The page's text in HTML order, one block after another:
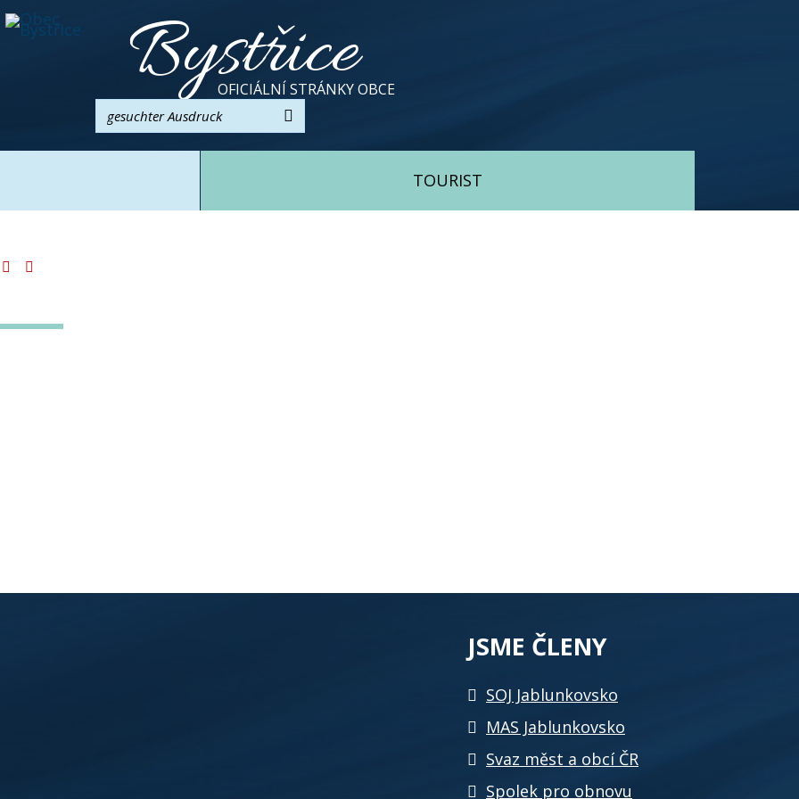
Bystřice
OFICIÁLNÍ STRÁNKY OBCE
TOURIST
Startseite
JSME ČLENY
SOJ Jablunkovsko
MAS Jablunkovsko
Svaz měst a obcí ČR
Spolek pro obnovu